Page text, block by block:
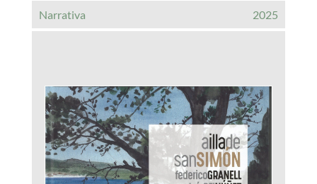
Narrativa 2025